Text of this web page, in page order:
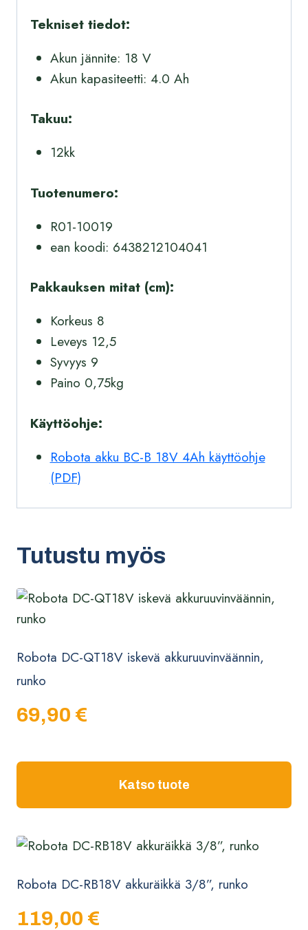
Tekniset tiedot:
Akun jännite: 18 V
Akun kapasiteetti: 4.0 Ah
Takuu:
12kk
Tuotenumero:
R01-10019
ean koodi: 6438212104041
Pakkauksen mitat (cm):
Korkeus 8
Leveys 12,5
Syvyys 9
Paino 0,75kg
Käyttöohje:
Robota akku BC-B 18V 4Ah käyttöohje
(PDF)
Tutustu myös
Robota DC-QT18V iskevä akkuruuvinväännin,
runko
69,90 €
Katso tuote
Robota DC-RB18V akkuräikkä 3/8”, runko
119,00 €